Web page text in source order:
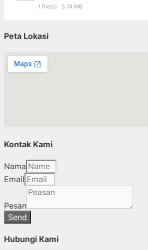
1 file(s) 3.74 MB
Peta Lokasi
Kontak Kami
Nama
Email
Pesan
Send
Hubungi Kami